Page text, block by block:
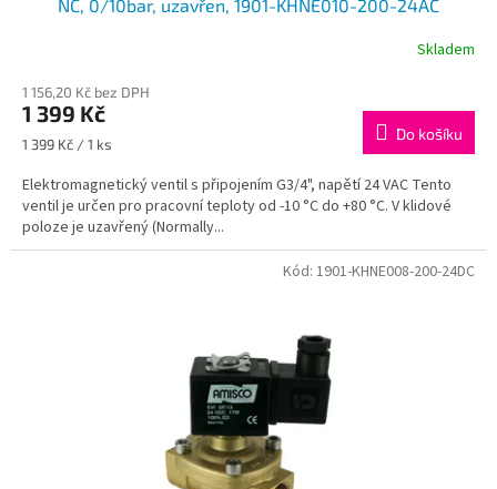
NC, 0/10bar, uzavřen, 1901-KHNE010-200-24AC
Skladem
1 156,20 Kč bez DPH
1 399 Kč
Měrná
1 399 Kč / 1 ks
Do košíku
Elektromagnetický ventil s připojením G3/4", napětí 24 VAC Tento
ventil je určen pro pracovní teploty od -10 °C do +80 °C. V klidové
poloze je uzavřený (Normally...
Kód: 1901-KHNE008-200-24DC